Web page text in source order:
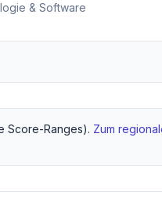
& Software
Score-Ranges). Zum